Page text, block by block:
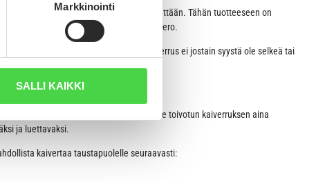
Markkinointi
SALLI KAIKKI
kaiverruksen sille varattuun kenttään. Tähän tuotteeseen on
taustapuolelle. Esim. nimi ja puhelinnumero.
mikäli nimilaattaan toivomasi kaiverrus ei jostain syystä ole selkeä tai
keskitetysti keskelle laattaa. Rivitämme toivotun kaiverruksen aina
ja luettavaksi.
kaivertaa taustapuolelle seuraavasti: